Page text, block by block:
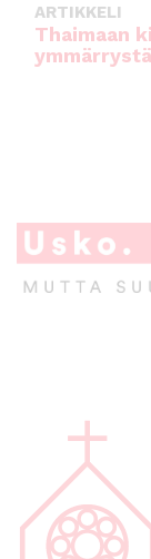
ARTIKKELI
Thaimaan
p